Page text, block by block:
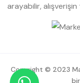
arayabilir, alışverişin
Copyright © 2023